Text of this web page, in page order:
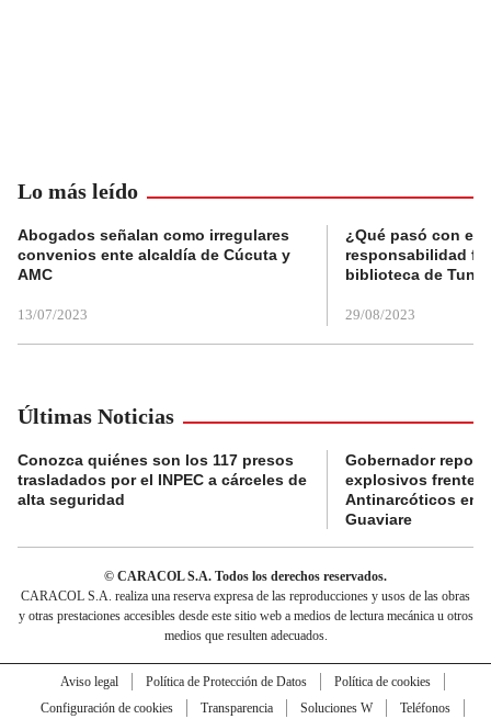
Lo más leído
Abogados señalan como irregulares
convenios ente alcaldía de Cúcuta y
AMC
13/07/2023
¿Qué pasó con el
responsabilidad
biblioteca de
29/08/2023
Últimas Noticias
Conozca quiénes son los 117 presos
trasladados por el INPEC a cárceles de
alta seguridad
Gobernador
explosivos frente a
Antinarcóticos en
Guaviare
© CARACOL S.A. Todos los derechos reservados.
CARACOL S.A. realiza una reserva expresa de las reproducciones y usos de las obras
y otras prestaciones accesibles desde este sitio web a medios de lectura mecánica u otros
medios que resulten adecuados.
Aviso legal Política de Protección de Datos
Política de cookies
Configuración de cookies
Transparencia Soluciones W
Teléfonos